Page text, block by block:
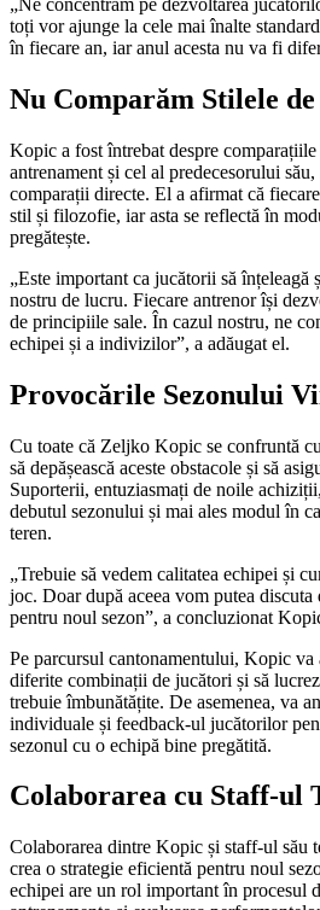
toți vor ajunge la cele mai înalte
în fiecare an, iar anul acesta nu va fi
Nu Comparăm Stilele
Kopic a fost întrebat despre
antrenament și cel al predecesorului
comparații directe. El a afirmat că
stil și filozofie, iar asta se reflectă în
pregătește.
„Este important ca jucătorii să înțeleagă
nostru de lucru. Fiecare antrenor își
de principiile sale. În cazul nostru, ne
echipei și a indivizilor”, a adăugat el.
Provocările Sezonului
Cu toate că Zeljko Kopic se confruntă
să depășească aceste obstacole și să
Suporterii, entuziasmați de noile
debutul sezonului și mai ales modul în
teren.
„Trebuie să vedem calitatea echipei și
joc. Doar după aceea vom putea discuta
pentru noul sezon”, a concluzionat
Pe parcursul cantonamentului, Kopic va
diferite combinații de jucători și să
trebuie îmbunătățite. De asemenea, va
individuale și feedback-ul jucătorilor
sezonul cu o echipă bine pregătită.
Colaborarea cu Staff-ul
Colaborarea dintre Kopic și staff-ul său
crea o strategie eficientă pentru noul
echipei are un rol important în procesul